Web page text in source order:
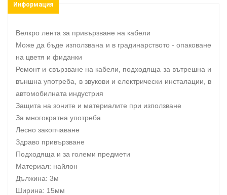
Информация
Велкро лента за привързване на кабели
Може да бъде използвана и в градинарството - опаковане
на цветя и фиданки
Ремонт и свързване на кабели, подходяща за вътрешна и
външна употреба, в звукови и електрически инсталации, в
автомобилната индустрия
Защита на зоните и материалите при използване
За многократна употреба
Лесно закопчаване
Здраво привързване
Подходяща и за големи предмети
Материал: найлон
Дължина: 3м
Ширина: 15мм